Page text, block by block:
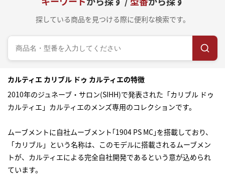
探している商品を見つける際に便利な検索です。
カルティエ カリブル ドゥ カルティエの特徴
2010年のジュネーブ・サロン(SIHH)で発表された「カリブル ドゥ
カルティエ」カルティエのメンズ専用のコレクションです。
ムーブメントに自社ムーブメント｢1904 PS MC｣を搭載しており、
「カリブル」という名称は、このモデルに搭載されるムーブメン
トが、カルティエによる完全自社開発であるという意が込められ
ています。